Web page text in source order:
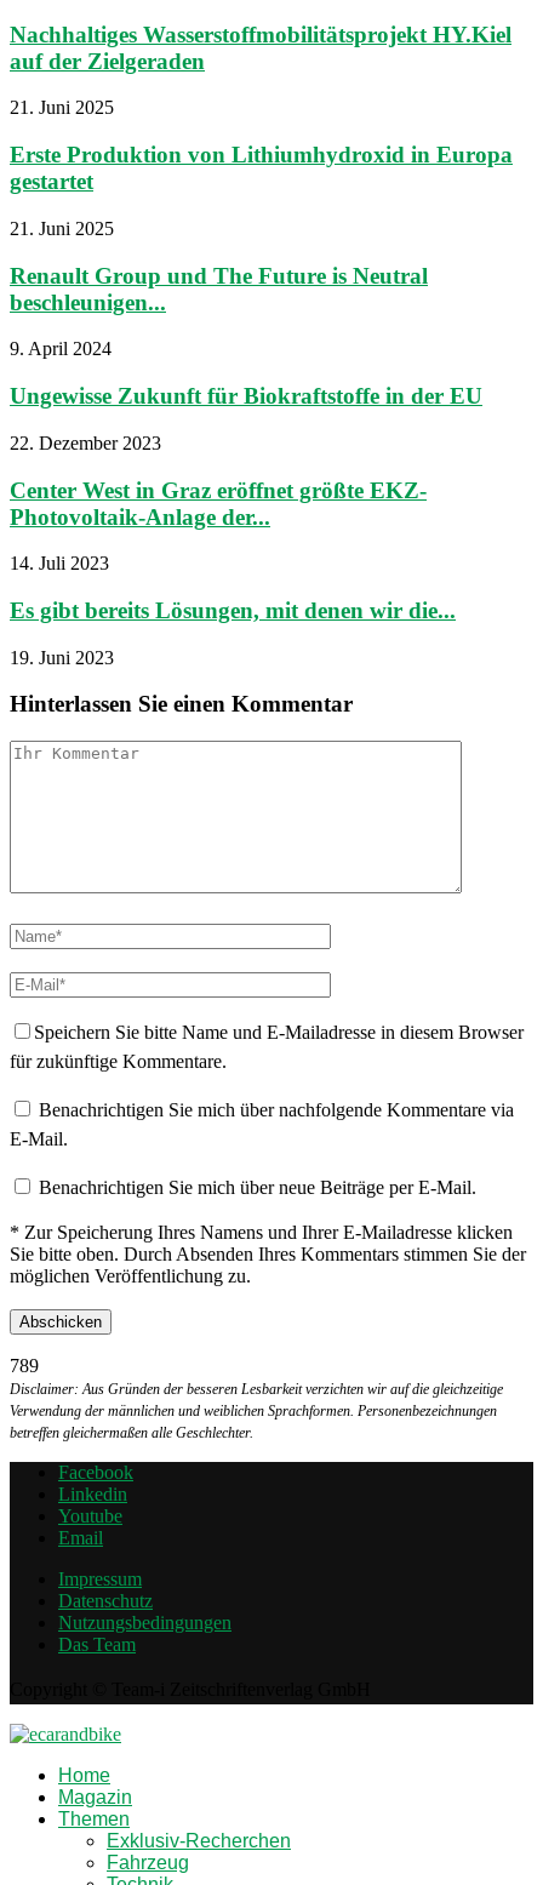
Nachhaltiges Wasserstoffmobilitätsprojekt HY.Kiel
auf der Zielgeraden
21. Juni 2025
Erste Produktion von Lithiumhydroxid in Europa
gestartet
21. Juni 2025
Renault Group und The Future is Neutral
beschleunigen...
9. April 2024
Ungewisse Zukunft für Biokraftstoffe in der EU
22. Dezember 2023
Center West in Graz eröffnet größte EKZ-
Photovoltaik-Anlage der...
14. Juli 2023
Es gibt bereits Lösungen, mit denen wir die...
19. Juni 2023
Hinterlassen Sie einen Kommentar
Speichern Sie bitte Name und E-Mailadresse in diesem Browser
für zukünftige Kommentare.
Benachrichtigen Sie mich über nachfolgende Kommentare via
E-Mail.
Benachrichtigen Sie mich über neue Beiträge per E-Mail.
* Zur Speicherung Ihres Namens und Ihrer E-Mailadresse klicken
Sie bitte oben. Durch Absenden Ihres Kommentars stimmen Sie der
möglichen Veröffentlichung zu.
789
Disclaimer: Aus Gründen der besseren Lesbarkeit verzichten wir auf die gleichzeitige
Verwendung der männlichen und weiblichen Sprachformen. Personenbezeichnungen
betreffen gleichermaßen alle Geschlechter.
Facebook
Linkedin
Youtube
Email
Impressum
Datenschutz
Nutzungsbedingungen
Das Team
Home
Magazin
Themen
Exklusiv-Recherchen
Fahrzeug